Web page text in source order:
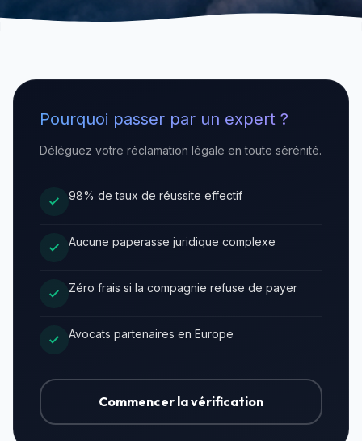
Pourquoi passer par un expert ?
Déléguez votre réclamation légale en toute sérénité.
98% de taux de réussite effectif
Aucune paperasse juridique complexe
Zéro frais si la compagnie refuse de payer
Avocats partenaires en Europe
Commencer la vérification